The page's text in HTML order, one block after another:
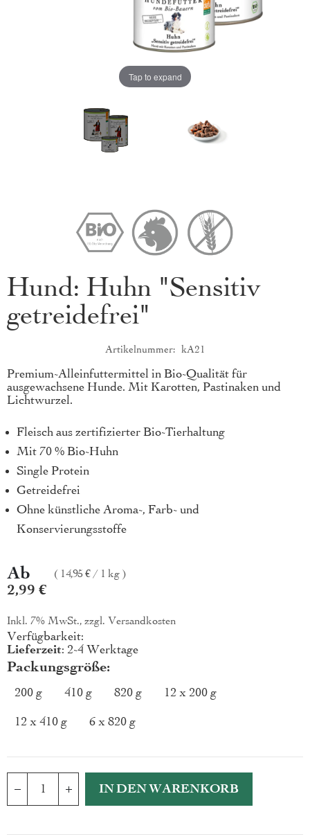
Tap to expand
Hund: Huhn "Sensitiv
getreidefrei"
Artikelnummer kA21
Produktkurzbeschreibung
Premium-Alleinfuttermittel in Bio-Qualität für
ausgewachsene Hunde. Mit Karotten, Pastinaken und
Lichtwurzel.
Fleisch aus zertifizierter Bio-Tierhaltung
Mit 70 % Bio-Huhn
Single Protein
Getreidefrei
Ohne künstliche Aroma-, Farb- und
Konservierungsstoffe
Ab
2,99 €
14,95 € / 1 kg
Inkl. 7% MwSt., zzgl. Versandkosten
Verfügbarkeit:
Lieferzeit: 2-4 Werktage
Packungsgröße
200 g 410 g 820 g 12 x 200 g
12 x 410 g 6 x 820 g
IN DEN WARENKORB